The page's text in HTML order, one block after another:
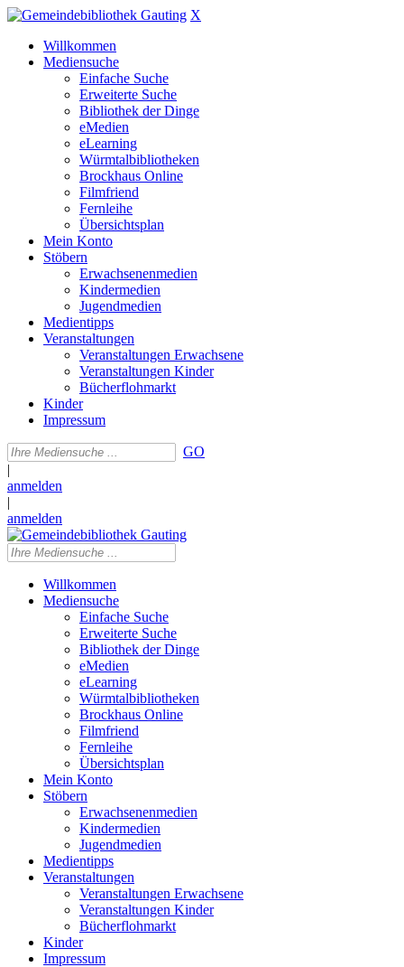
X
Willkommen
Mediensuche
Einfache Suche
Erweiterte Suche
Bibliothek der Dinge
eMedien
eLearning
Würmtalbibliotheken
Brockhaus Online
Filmfriend
Fernleihe
Übersichtsplan
Mein Konto
Stöbern
Erwachsenenmedien
Kindermedien
Jugendmedien
Medientipps
Veranstaltungen
Veranstaltungen Erwachsene
Veranstaltungen Kinder
Bücherflohmarkt
Kinder
Impressum
GO
|
anmelden
|
anmelden
Willkommen
Mediensuche
Einfache Suche
Erweiterte Suche
Bibliothek der Dinge
eMedien
eLearning
Würmtalbibliotheken
Brockhaus Online
Filmfriend
Fernleihe
Übersichtsplan
Mein Konto
Stöbern
Erwachsenenmedien
Kindermedien
Jugendmedien
Medientipps
Veranstaltungen
Veranstaltungen Erwachsene
Veranstaltungen Kinder
Bücherflohmarkt
Kinder
Impressum